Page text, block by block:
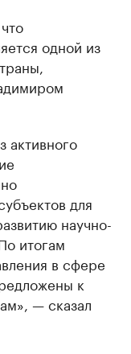
одной из
активного
для
научно-
итогам
в сфере
к
— сказал